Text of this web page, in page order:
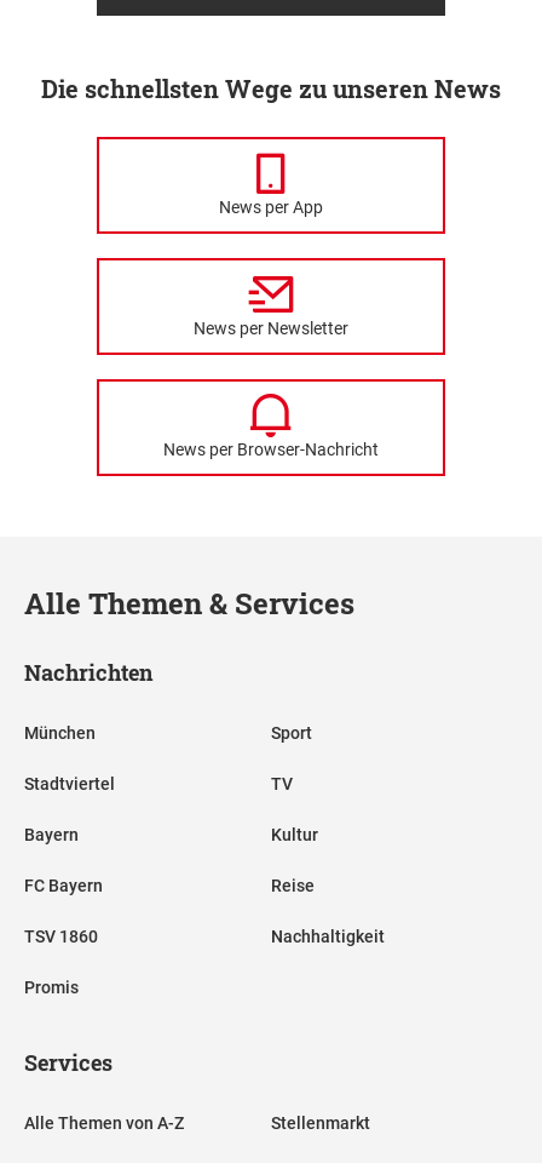
Die schnellsten Wege zu unseren News
News per App
News per Newsletter
News per Browser-Nachricht
Alle Themen & Services
Nachrichten
München
Stadtviertel
Bayern
FC Bayern
TSV 1860
Promis
Sport
TV
Kultur
Reise
Nachhaltigkeit
Services
Alle Themen von A-Z Stellenmarkt